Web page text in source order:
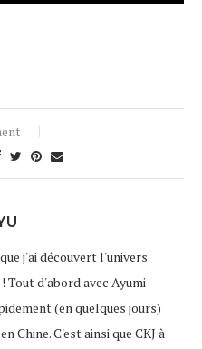
j'ai découvert l'univers
Tout d'abord avec Ayumi
(en quelques jours)
Chine. C'est ainsi que CKJ à